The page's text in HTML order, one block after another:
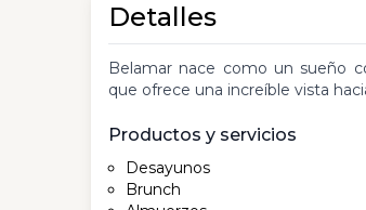
Detalles
Belamar nace como un sueño
que ofrece una increíble vista
Productos y servicios
Desayunos
Brunch